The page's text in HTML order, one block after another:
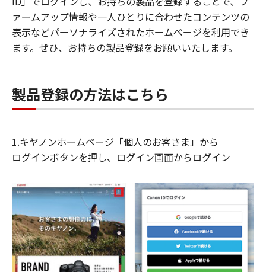
ァームアップ情報や一人ひとりに合わせたコンテンツの
表示などパーソナライズされたホームページを利用でき
ます。ぜひ、お持ちの製品登録をお願いいたします。
製品登録の方法はこちら
1.キヤノンホームページ「個人のお客さま」から
ログインボタンを押し、ログイン画面からログイン